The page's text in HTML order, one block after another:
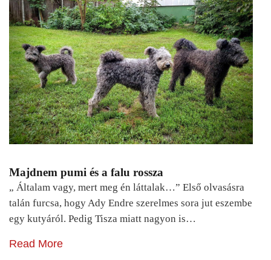
Majdnem pumi és a falu rossza
„ Általam vagy, mert meg én láttalak…” Első olvasásra
talán furcsa, hogy Ady Endre szerelmes sora jut eszembe
egy kutyáról. Pedig Tisza miatt nagyon is…
Read More